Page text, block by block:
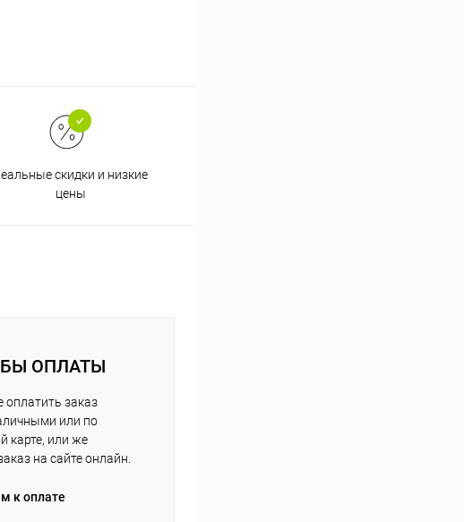
скидки и низкие
цены
ОПЛАТЫ
заказ
или по
карте, или же
на сайте онлайн.
к оплате
в 2